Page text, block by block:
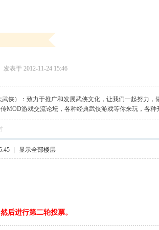
发表于 2012-11-24 15:46
武侠）：致力于推广和发展武侠文化，让我们一起努力，
MOD游戏交流论坛，各种经典武侠游戏等你来玩，各种
显示全部楼层
后进行第二轮投票。